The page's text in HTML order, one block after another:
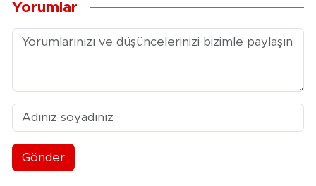
Yorumlar
Gönder